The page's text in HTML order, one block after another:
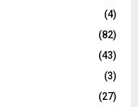
(4)
(82)
(43)
(3)
(27)